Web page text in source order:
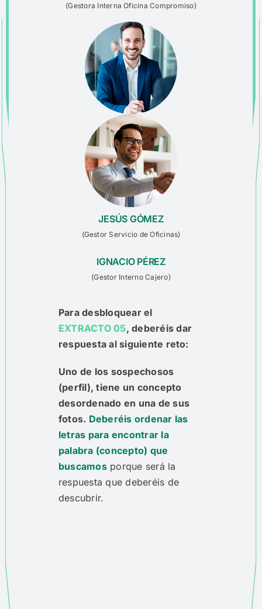
(Gestora Interna OficinaCompromiso)
JESÚS GÓMEZ
(Gestor Servicio deOficinas)
IGNACIO PÉREZ
(Gestor Interno Cajero)
Para desbloquear el
EXTRACTO 05, deberéis dar
respuesta al siguiente reto:​​
Uno de los sospechosos
(perfil), tiene un concepto
desordenado en una de sus
fotos. Deberéis ordenar las
letras para encontrar la
palabra (concepto) que
buscamosporque será la
respuesta que deberéis de
descubrir.